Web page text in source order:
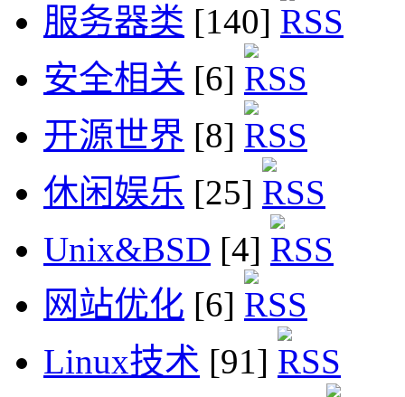
服务器类 [140]
安全相关 [6]
开源世界 [8]
休闲娱乐 [25]
Unix&BSD [4]
网站优化 [6]
Linux技术 [91]